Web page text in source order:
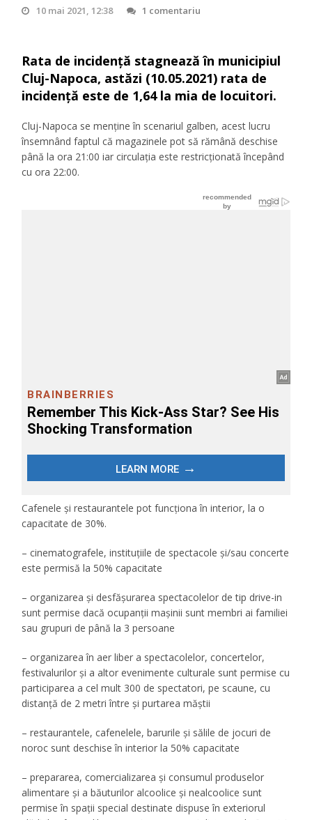
10 mai 2021, 12:38 1 comentariu
Rata de incidență stagnează în municipiul
Cluj-Napoca, astăzi (10.05.2021) rata de
incidență este de 1,64 la mia de locuitori.
Cluj-Napoca se menține în scenariul galben, acest lucru
însemnând faptul că magazinele pot să rămână deschise
până la ora 21:00 iar circulația este restricționată începând
cu ora 22:00.
Cafenele și restaurantele pot funcționa în interior, la o
capacitate de 30%.
– cinematografele, instituțiile de spectacole și/sau concerte
este permisă la 50% capacitate
– organizarea și desfășurarea spectacolelor de tip drive-in
sunt permise dacă ocupanții mașinii sunt membri ai familiei
sau grupuri de până la 3 persoane
– organizarea în aer liber a spectacolelor, concertelor,
festivalurilor și a altor evenimente culturale sunt permise cu
participarea a cel mult 300 de spectatori, pe scaune, cu
distanță de 2 metri între și purtarea măștii
– restaurantele, cafenelele, barurile și sălile de jocuri de
noroc sunt deschise în interior la 50% capacitate
– prepararea, comercializarea și consumul produselor
alimentare și a băuturilor alcoolice și nealcoolice sunt
permise în spații special destinate dispuse în exteriorul